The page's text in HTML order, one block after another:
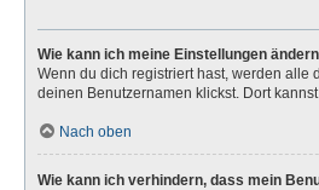
Wie kann ich meine Einstellungen
Wenn du dich registriert hast, werden alle
deinen Benutzernamen klickst. Dort
Nach oben
Wie kann ich verhindern, dass mein